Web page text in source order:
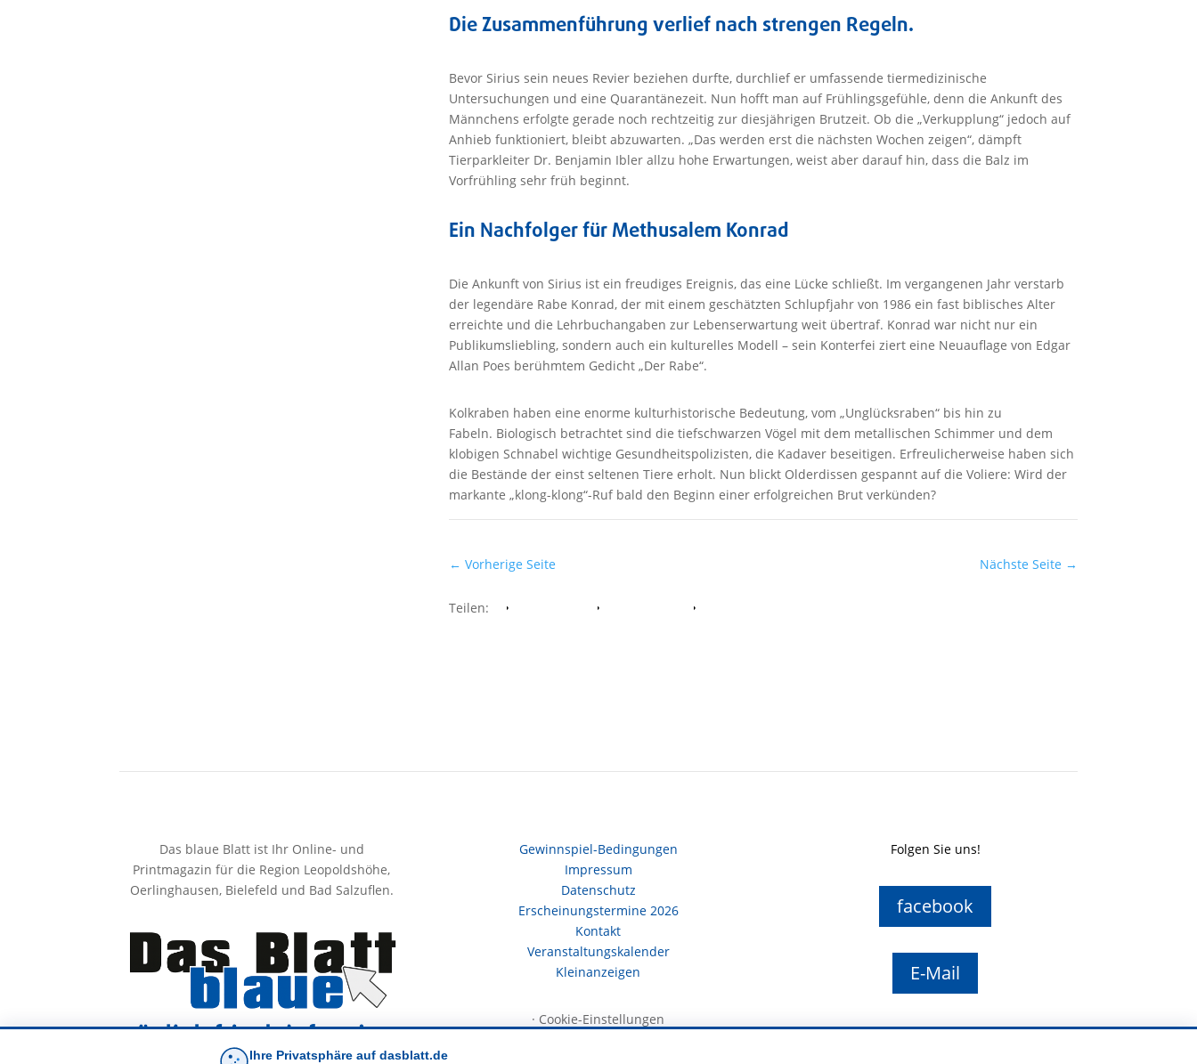
Die Zusammenführung verlief nach strengen Regeln.
Bevor Sirius sein neues Revier beziehen durfte, durchlief er umfassende tiermedizinische
Untersuchungen und eine Quarantänezeit. Nun hofft man auf Frühlingsgefühle, denn die Ankunft des
Männchens erfolgte gerade noch rechtzeitig zur diesjährigen Brutzeit. Ob die „Verkupplung“ jedoch auf
Anhieb funktioniert, bleibt abzuwarten. „Das werden erst die nächsten Wochen zeigen“, dämpft
Tierparkleiter Dr. Benjamin Ibler allzu hohe Erwartungen, weist aber darauf hin, dass die Balz im
Vorfrühling sehr früh beginnt.
Ein Nachfolger für Methusalem Konrad
Die Ankunft von Sirius ist ein freudiges Ereignis, das eine Lücke schließt. Im vergangenen Jahr verstarb
der legendäre Rabe Konrad, der mit einem geschätzten Schlupfjahr von 1986 ein fast biblisches Alter
erreichte und die Lehrbuchangaben zur Lebenserwartung weit übertraf. Konrad war nicht nur ein
Publikumsliebling, sondern auch ein kulturelles Modell – sein Konterfei ziert eine Neuauflage von Edgar
Allan Poes berühmtem Gedicht „Der Rabe“.
Kolkraben haben eine enorme kulturhistorische Bedeutung, vom „Unglücksraben“ bis hin zu
Fabeln. Biologisch betrachtet sind die tiefschwarzen Vögel mit dem metallischen Schimmer und dem
klobigen Schnabel wichtige Gesundheitspolizisten, die Kadaver beseitigen. Erfreulicherweise haben sich
die Bestände der einst seltenen Tiere erholt. Nun blickt Olderdissen gespannt auf die Voliere: Wird der
markante „klong-klong“-Ruf bald den Beginn einer erfolgreichen Brut verkünden?
← Vorherige Seite Nächste Seite →
Teilen: Facebook Whatsapp Twitter
Das blaue Blatt ist Ihr Online- und
Printmagazin für die Region Leopoldshöhe,
Oerlinghausen, Bielefeld und Bad Salzuflen.
Gewinnspiel-Bedingungen
Impressum
Datenschutz
Erscheinungstermine 2026
Kontakt
Veranstaltungskalender
Kleinanzeigen
· Cookie-Einstellungen
Folgen Sie uns!
facebook
E-Mail
Ihre Privatsphäre auf dasblatt.de